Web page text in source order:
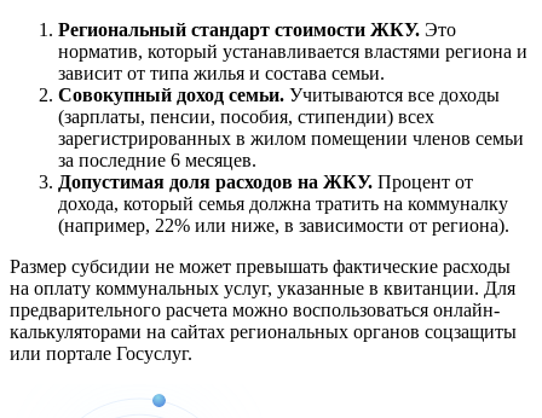
Региональный стандарт стоимости ЖКУ. Это
норматив, который устанавливается властями региона и
зависит от типа жилья и состава семьи.
Совокупный доход семьи. Учитываются все доходы
(зарплаты, пенсии, пособия, стипендии) всех
зарегистрированных в жилом помещении членов семьи
за последние 6 месяцев.
Допустимая доля расходов на ЖКУ. Процент от
дохода, который семья должна тратить на коммуналку
(например, 22% или ниже, в зависимости от региона).
Размер субсидии не может превышать фактические расходы
на оплату коммунальных услуг, указанные в квитанции. Для
предварительного расчета можно воспользоваться онлайн-
калькуляторами на сайтах региональных органов соцзащиты
или портале Госуслуг.